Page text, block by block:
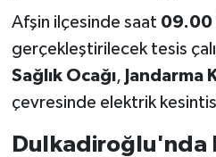
Afşin ilçesinde saat 09.00
gerçekleştirilecek tesis
Sağlık Ocağı, Jandarma
çevresinde elektrik
Dulkadiroğlu'nda